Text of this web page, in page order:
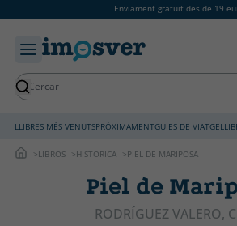
Enviament gratuït des de 19
LLIBRES MÉS VENUTSPRÒXIMAMENTGUIES DE VIATGE
LIBROS HISTORICA PIEL DE MARIPOSA
Piel de
RODRÍGUEZ VALERO,